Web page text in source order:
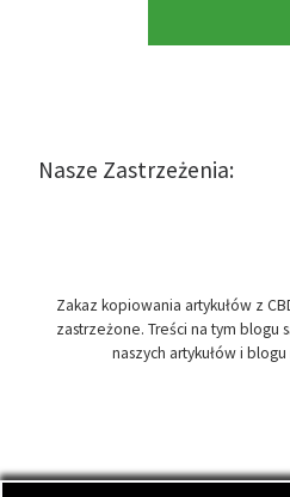
Nasze Zastrzeżenia:
Zakaz kopiowania artykułów z
zastrzeżone. Treści na tym blogu
naszych artykułów i